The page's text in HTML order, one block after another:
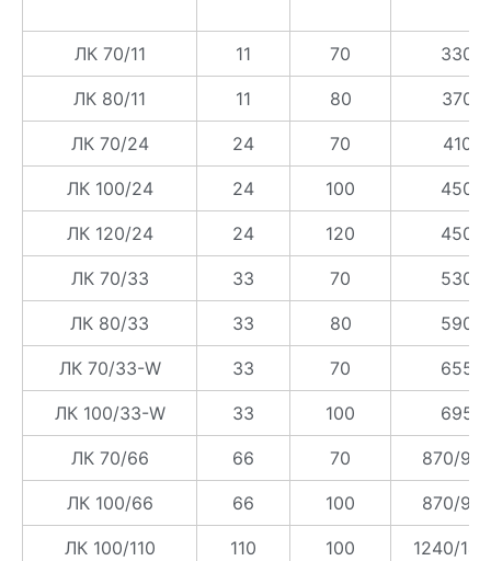
ЛК 70/11 11 70 330
ЛК 80/11 11 80 370
ЛК 70/24 24 70 410
ЛК 100/24 24 100 450
ЛК 120/24 24 120 450
ЛК 70/33 33 70 530
ЛК 80/33 33 80 590
ЛК 70/33-W 33 70 655
ЛК 100/33-W 33 100 695
ЛК 70/66 66 70 870/
ЛК 100/66 66 100 870/
ЛК 100/110 110 100 1240/